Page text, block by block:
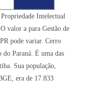
Intelectual
valor a para Gestão de
pode variar. Cerro
Paraná. É uma das
Sua população,
era de 17.833